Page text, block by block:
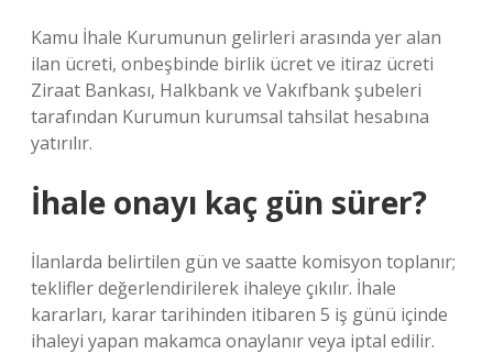
Kamu İhale Kurumunun gelirleri arasında yer alan
ilan ücreti, onbeşbinde birlik ücret ve itiraz ücreti
Ziraat Bankası, Halkbank ve Vakıfbank şubeleri
tarafından Kurumun kurumsal tahsilat hesabına
yatırılır.
İhale onayı kaç gün sürer?
İlanlarda belirtilen gün ve saatte komisyon toplanır;
teklifler değerlendirilerek ihaleye çıkılır. İhale
kararları, karar tarihinden itibaren 5 iş günü içinde
ihaleyi yapan makamca onaylanır veya iptal edilir.